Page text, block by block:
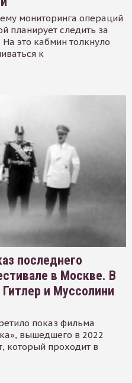
мониторинга операций
планирует следить за
это кабмин толкнуло
к
последнего
в Москве. В
и Муссолини
показ фильма
вышедшего в 2022
который проходит в